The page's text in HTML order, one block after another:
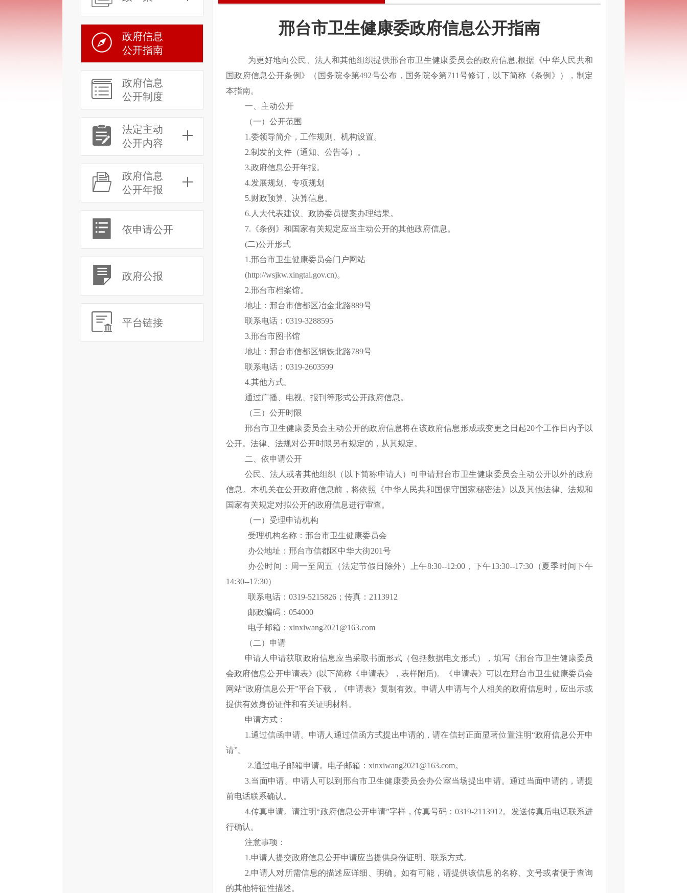
政府信息
公开指南
政府信息
公开制度
法定主动
公开内容
政府信息
公开年报
依申请公开
政府公报
平台链接
邢台市卫生健康委政府信息公开指南
为更好地向公民、法人和其他组织提供邢台市卫生健康委员会的政府信息 ,根据《中华人民共和
国政府信息公开条例》（国务院令第492号公布，国务院令第711号修订，以下简称《条例》），制定
本指南。
一、主动公开
（一）公开范围
1.委领导简介，工作规则、机构设置。
2.制发的文件（通知、公告等）。
3.政府信息公开年报。
4.发展规划、专项规划
5.财政预算、决算信息。
6.人大代表建议、政协委员提案办理结果。
7.《条例》和国家有关规定应当主动公开的其他政府信息。
(二)公开形式
1.邢台市卫生健康委员会门户网站
(http://wsjkw.xingtai.gov.cn)。
2.邢台市档案馆。
地址：邢台市信都区冶金北路889号
联系电话： 0319-3288595
3.邢台市图书馆
地址：邢台市信都区钢铁北路789号
联系电话： 0319-2603599
4.其他方式。
通过广播、电视、报刊等形式公开政府信息。
（三）公开时限
邢台市卫生健康委员会主动公开的政府信息将在该政府信息形成或变更之日起20个工作日内予以
公开。法律、法规对公开时限另有规定的，从其规定。
二、依申请公开
公民、法人或者其他组织（以下简称申请人）可申请邢台市卫生健康委员会主动公开以外的政府
信息。本机关在公开政府信息前，将依照《中华人民共和国保守国家秘密法》以及其他法律、法规和
国家有关规定对拟公开的政府信息进行审查。
（一）受理申请机构
受理机构名称：邢台市卫生健康委员会
办公地址：邢台市信都区中华大街201号
办公时间：周一至周五（法定节假日除外）上午8:30--12:00，下午13:30--17:30（夏季时间下午
14:30--17:30）
联系电话： 0319-5215826；传真：2113912
邮政编码： 054000
电子邮箱： xinxiwang2021@163.com
（二）申请
申请人申请获取政府信息应当采取书面形式（包括数据电文形式），填写《邢台市卫生健康委员
会政府信息公开申请表》 (以下简称《申请表》，表样附后)。《申请表》可以在邢台市卫生健康委员会
网站“政府信息公开”平台下载，《申请表》复制有效。申请人申请与个人相关的政府信息时，应出示或
提供有效身份证件和有关证明材料。
申请方式：
1.通过信函申请。申请人通过信函方式提出申请的，请在信封正面显著位置注明“政府信息公开申
请”。
2.通过电子邮箱申请。电子邮箱：xinxiwang2021@163.com。
3.当面申请。申请人可以到邢台市卫生健康委员会办公室当场提出申请。通过当面申请的，请提
前电话联系确认。
4.传真申请。请注明“政府信息公开申请”字样，传真号码：0319-2113912。发送传真后电话联系进
行确认。
注意事项：
1.申请人提交政府信息公开申请应当提供身份证明、联系方式。
2.申请人对所需信息的描述应详细、明确。如有可能，请提供该信息的名称、文号或者便于查询
的其他特征性描述。